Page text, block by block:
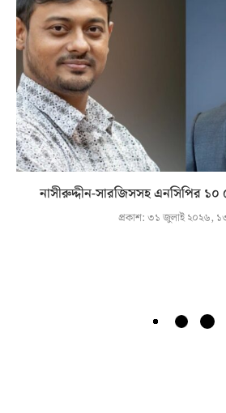
নাসীরুদ্দীন-সারজিসসহ এনসিপির ১০
প্রকাশ:৩১ জুলাই ২০২৬,